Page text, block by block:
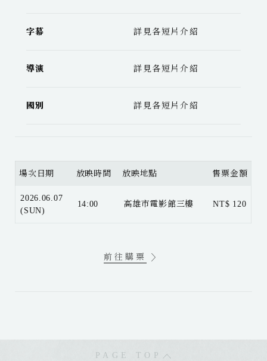
字幕 詳見各短片介紹
導演 詳見各短片介紹
國別 詳見各短片介紹
場次日期 放映時間 放映地點 售票金額
2026.06.07
(SUN)
14:00 高雄市電影館三樓 NT$ 120
前往購票
PAGE TOP